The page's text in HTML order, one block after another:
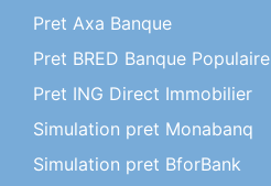
Pret Axa Banque
Pret BRED Banque Populaire
Pret ING Direct Immobilier
Simulation pret Monabanq
Simulation pret BforBank